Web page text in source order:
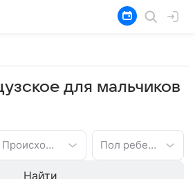
для мальчиков
Происхождение имени Пол ребенка
Найти